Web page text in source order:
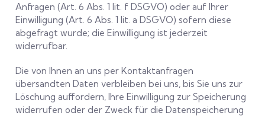
Anfragen (Art. 6 Abs. 1 lit. f DSGVO) oder auf Ihrer
Einwilligung (Art. 6 Abs. 1 lit. a DSGVO) sofern diese
abgefragt wurde; die Einwilligung ist jederzeit
widerrufbar.
Die von Ihnen an uns per Kontaktanfragen
übersandten Daten verbleiben bei uns, bis Sie uns zur
Löschung auffordern, Ihre Einwilligung zur Speicherung
widerrufen oder der Zweck für die Datenspeicherung